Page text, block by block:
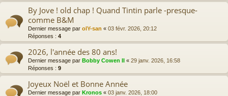
By Jove ! old chap ! Quand Tintin parle -presque-
comme B&M
Dernier message par olY-san « 03 févr. 2026, 20:12
Réponses : 4
2026, l'année des 80 ans!
Dernier message par Bobby Cowen II « 29 janv. 2026, 16:58
Réponses : 9
Joyeux Noël et Bonne Année
Dernier message par Kronos « 03 janv. 2026, 18:00